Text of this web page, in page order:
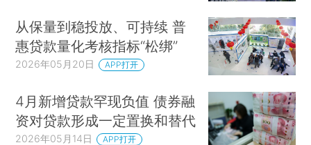
从保量到稳投放、可持续 普
惠贷款量化考核指标“松绑”
2026年05月20日 APP打开
4月新增贷款罕现负值 债券融
资对贷款形成一定置换和替代
2026年05月14日 APP打开